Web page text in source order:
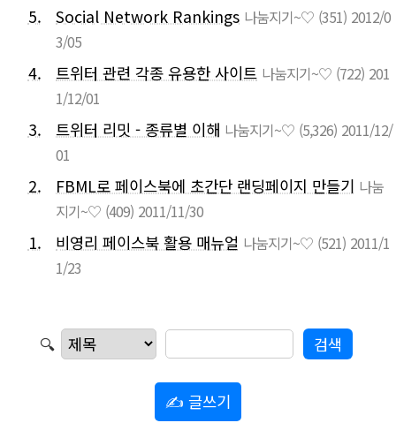
5. Social Network Rankings 나눔지기~♡ (351) 2012/0
3/05
4. 트위터 관련 각종 유용한 사이트 나눔지기~♡ (722) 201
1/12/01
3. 트위터 리밋 - 종류별 이해 나눔지기~♡ (5,326) 2011/12/
01
2. FBML로 페이스북에 초간단 랜딩페이지 만들기 나눔
지기~♡ (409) 2011/11/30
1. 비영리 페이스북 활용 매뉴얼 나눔지기~♡ (521) 2011/1
1/23
🔍
✍ 글쓰기